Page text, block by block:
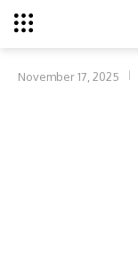
November 17, 2025